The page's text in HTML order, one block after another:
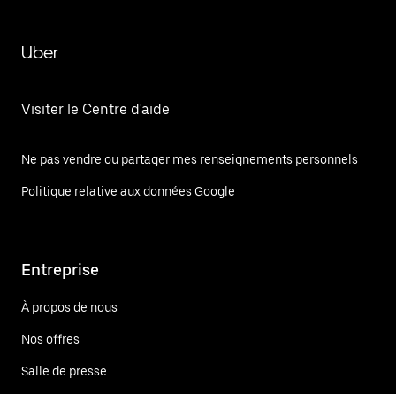
Uber
Visiter le Centre d'aide
Ne pas vendre ou partager mes renseignements personnels
Politique relative aux données Google
Entreprise
À propos de nous
Nos offres
Salle de presse